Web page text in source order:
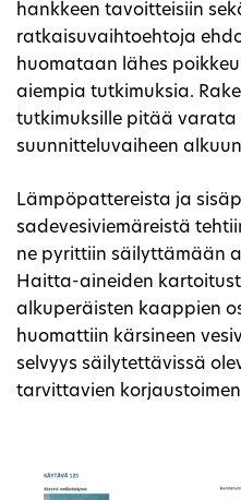
hankkeen tavoitteisiin
ratkaisuvaihtoehtoja
huomataan lähes
aiempia tutkimuksia.
tutkimuksille pitää varata
suunnitteluvaiheen
Lämpöpattereista ja
sadevesiviemäreistä
ne pyrittiin säilyttämään
Haitta-aineiden
alkuperäisten kaappien
huomattiin kärsineen
selvyys säilytettävissä
tarvittavien